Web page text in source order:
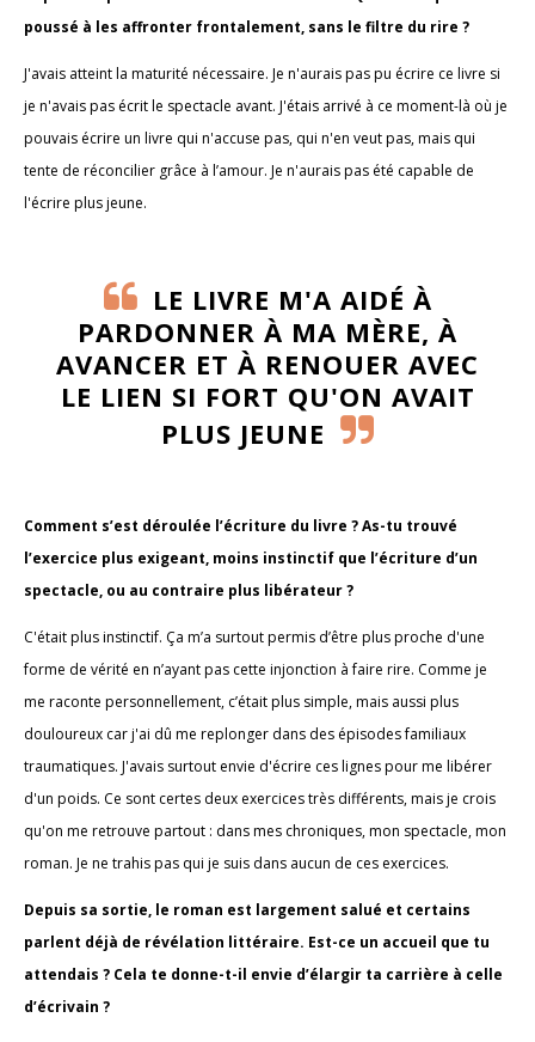
poussé à les affronter frontalement, sans le filtre du rire ?
J'avais atteint la maturité nécessaire. Je n'aurais pas pu écrire ce livre si
je n'avais pas écrit le spectacle avant. J'étais arrivé à ce moment-là où je
pouvais écrire un livre qui n'accuse pas, qui n'en veut pas, mais qui
tente de réconcilier grâce à l’amour. Je n'aurais pas été capable de
l'écrire plus jeune.
LE LIVRE M'A AIDÉ À
PARDONNER À MA MÈRE, À
AVANCER ET À RENOUER AVEC
LE LIEN SI FORT QU'ON AVAIT
PLUS JEUNE
Comment s’est déroulée l’écriture du livre ? As-tu trouvé
l’exercice plus exigeant, moins instinctif que l’écriture d’un
spectacle, ou au contraire plus libérateur ?
C'était plus instinctif. Ça m’a surtout permis d’être plus proche d'une
forme de vérité en n’ayant pas cette injonction à faire rire. Comme je
me raconte personnellement, c’était plus simple, mais aussi plus
douloureux car j'ai dû me replonger dans des épisodes familiaux
traumatiques. J'avais surtout envie d'écrire ces lignes pour me libérer
d'un poids. Ce sont certes deux exercices très différents, mais je crois
qu'on me retrouve partout : dans mes chroniques, mon spectacle, mon
roman. Je ne trahis pas qui je suis dans aucun de ces exercices.
Depuis sa sortie, le roman est largement salué et certains
parlent déjà de révélation littéraire. Est-ce un accueil que tu
attendais ? Cela te donne-t-il envie d’élargir ta carrière à celle
d’écrivain ?